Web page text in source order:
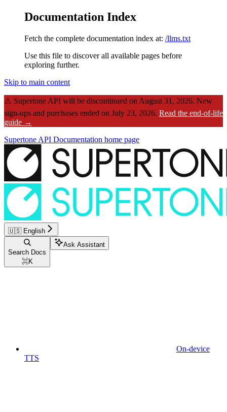
Documentation Index
Fetch the complete documentation index at: /llms.txt
Use this file to discover all available pages before
exploring further.
Skip to main content
⚠️ Supertone API will be discontinued on August 31, 2026. New
sign-ups and purchases ended on July 23, 2026. Read the end-of-life
guide →
Supertone API Documentation home page
🇺🇸 English
Search Docs
⌘K
Ask Assistant
On-device
TTS